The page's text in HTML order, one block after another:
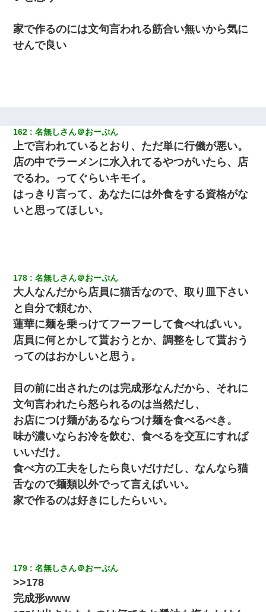
家で作るのには文句言われる筋合い無いから気に
せんで良い
162 名無しさん＠おーぷん
上で言われているとおり、ただ単に行儀が悪い。
店の中でラーメンに水入れてるやつがいたら、店
でるわ。ってぐらいキモイ。
はっきり言って、あなたには外食をする資格がな
いと思ってほしい。
178 名無しさん＠おーぷん
大人なんだから店員に猫舌なので、取り皿下さい
と自分で頼むか、
蓮華に麺を乗っけてフーフーして食べればいい。
店員に何とかして貰おうとか、調整をして貰おう
ってのはおかしいと思う。
目の前に出されたのは完成形なんだから、それに
文句言われたら怒られるのは当然だし、
お店につけ麺があるならつけ麺を食べるべき。
味が濃いならお冷を飲む、食べるを交互にすれば
いいだけ。
食べ方の工夫をしたら良いだけだし、なんなら猫
舌なので麺類以外でって言えばいい。
家で作るのは好きにしたらいい。
179 名無しさん＠おーぷん
>>178
完成形www